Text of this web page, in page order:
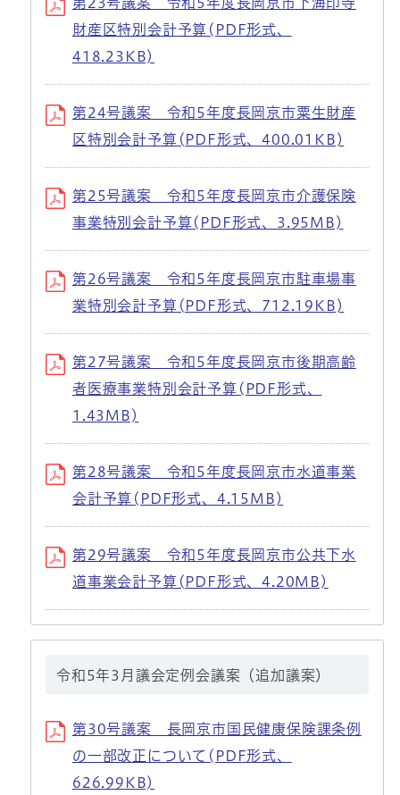
財産区特別会計予算(PDF形式、
418.23KB)
第24号議案 令和5年度長岡京市粟生財産
区特別会計予算(PDF形式、400.01KB)
第25号議案 令和5年度長岡京市介護保険
事業特別会計予算(PDF形式、3.95MB)
第26号議案 令和5年度長岡京市駐車場事
業特別会計予算(PDF形式、712.19KB)
第27号議案 令和5年度長岡京市後期高齢
者医療事業特別会計予算(PDF形式、
1.43MB)
第28号議案 令和5年度長岡京市水道事業
会計予算(PDF形式、4.15MB)
第29号議案 令和5年度長岡京市公共下水
道事業会計予算(PDF形式、4.20MB)
令和5年3月議会定例会議案（追加議案）
第30号議案 長岡京市国民健康保険課条例
の一部改正について(PDF形式、
626.99KB)